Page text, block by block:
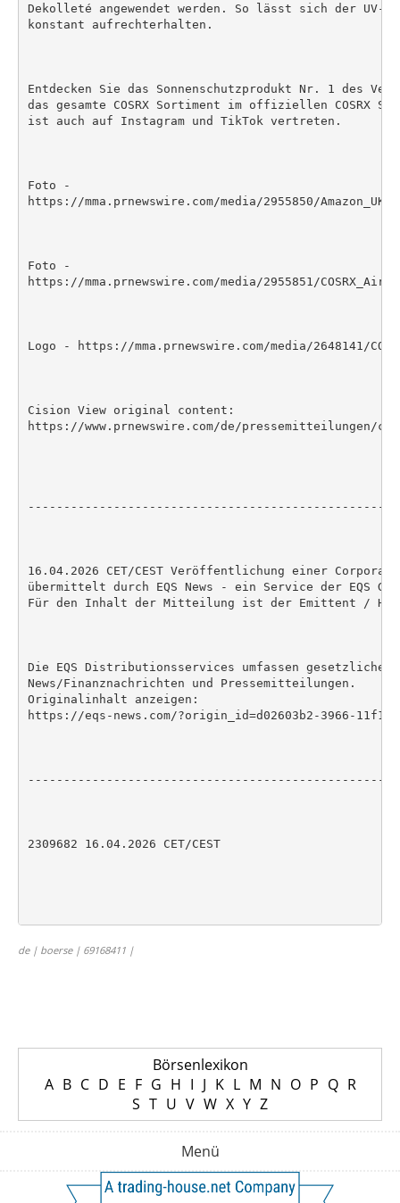
Dekolleté angewendet werden. So lässt sich der UV-
konstant aufrechterhalten.
Entdecken Sie das Sonnenschutzprodukt Nr. 1 des
das gesamte COSRX Sortiment im offiziellen COSRX
ist auch auf Instagram und TikTok vertreten.
Foto -
https://mma.prnewswire.com/media/2955850/
Foto -
https://mma.prnewswire.com/media/2955851/
Logo - https://mma.prnewswire.com/media/2648141/
Cision View original content:
https://www.prnewswire.com/de/pressemitteilungen/
16.04.2026 CET/CEST Veröffentlichung einer
übermittelt durch EQS News - ein Service der EQS
Für den Inhalt der Mitteilung ist der Emittent /
Die EQS Distributionsservices umfassen gesetzliche
News/Finanznachrichten und Pressemitteilungen.
Originalinhalt anzeigen:
https://eqs-news.com/?origin_id=d02603b2-3966-11f1-
2309682 16.04.2026 CET/CEST
de | boerse | 69168411 |
Börsenlexikon
A B C D E F G H I J K L M N O P Q R
S T U V W X Y Z
Menü